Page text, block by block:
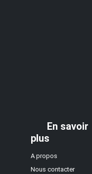
En savoir
plus
A propos
Nous contacter